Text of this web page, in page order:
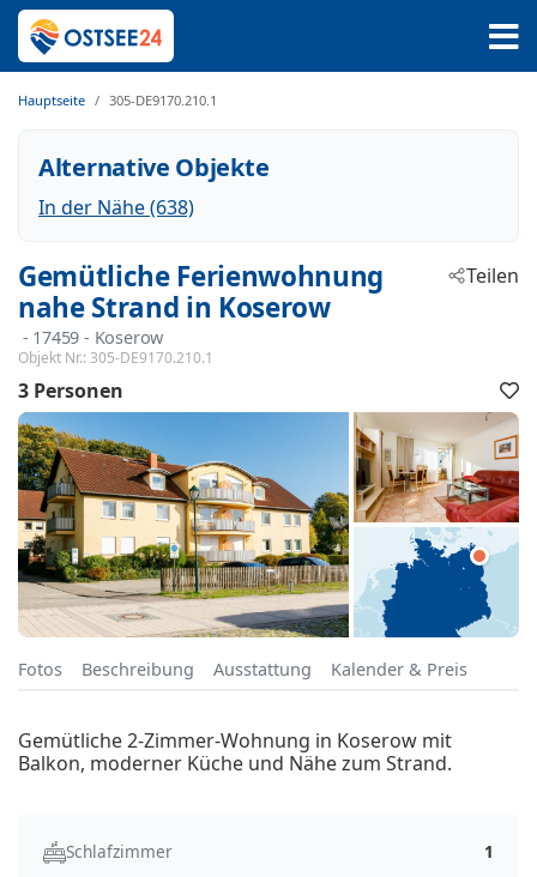
Hauptseite 305-DE9170.210.1
Alternative Objekte
In der Nähe (638)
Gemütliche Ferienwohnung
nahe Strand in Koserow
- 17459 - Koserow
Objekt Nr.: 305-DE9170.210.1
Teilen
3 Personen
Fotos Beschreibung Ausstattung Kalender & Preis
Gemütliche 2-Zimmer-Wohnung in Koserow mit
Balkon, moderner Küche und Nähe zum Strand.
Schlafzimmer
1